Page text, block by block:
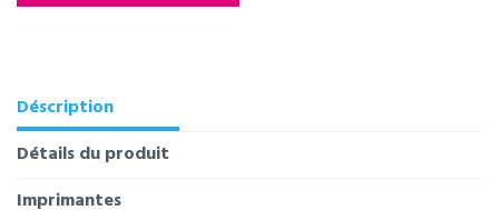
Déscription
Détails du produit
Imprimantes